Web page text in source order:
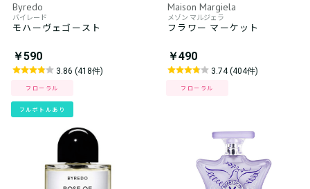
Byredo
バイレード
モハーヴェゴースト
￥590
3.86 (418件)
フローラル
フルボトルあり
Maison Margiela
メゾン マルジェラ
フラワー マーケット
￥490
3.74 (404件)
フローラル